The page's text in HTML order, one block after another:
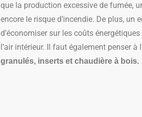
que la production excessive de fumée,
encore le risque d’incendie. De plus, un
d’économiser sur les coûts
l’air intérieur. Il faut également penser à
granulés, inserts et chaudière à bois.